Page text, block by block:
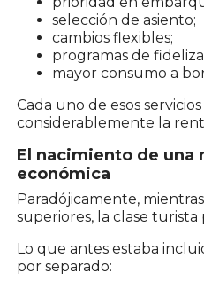
selección de asiento;
cambios flexibles;
programas de
mayor consumo a
Cada uno de esos
considerablemente la
El nacimiento de una
económica
Paradójicamente,
superiores, la clase turista
Lo que antes estaba
por separado: